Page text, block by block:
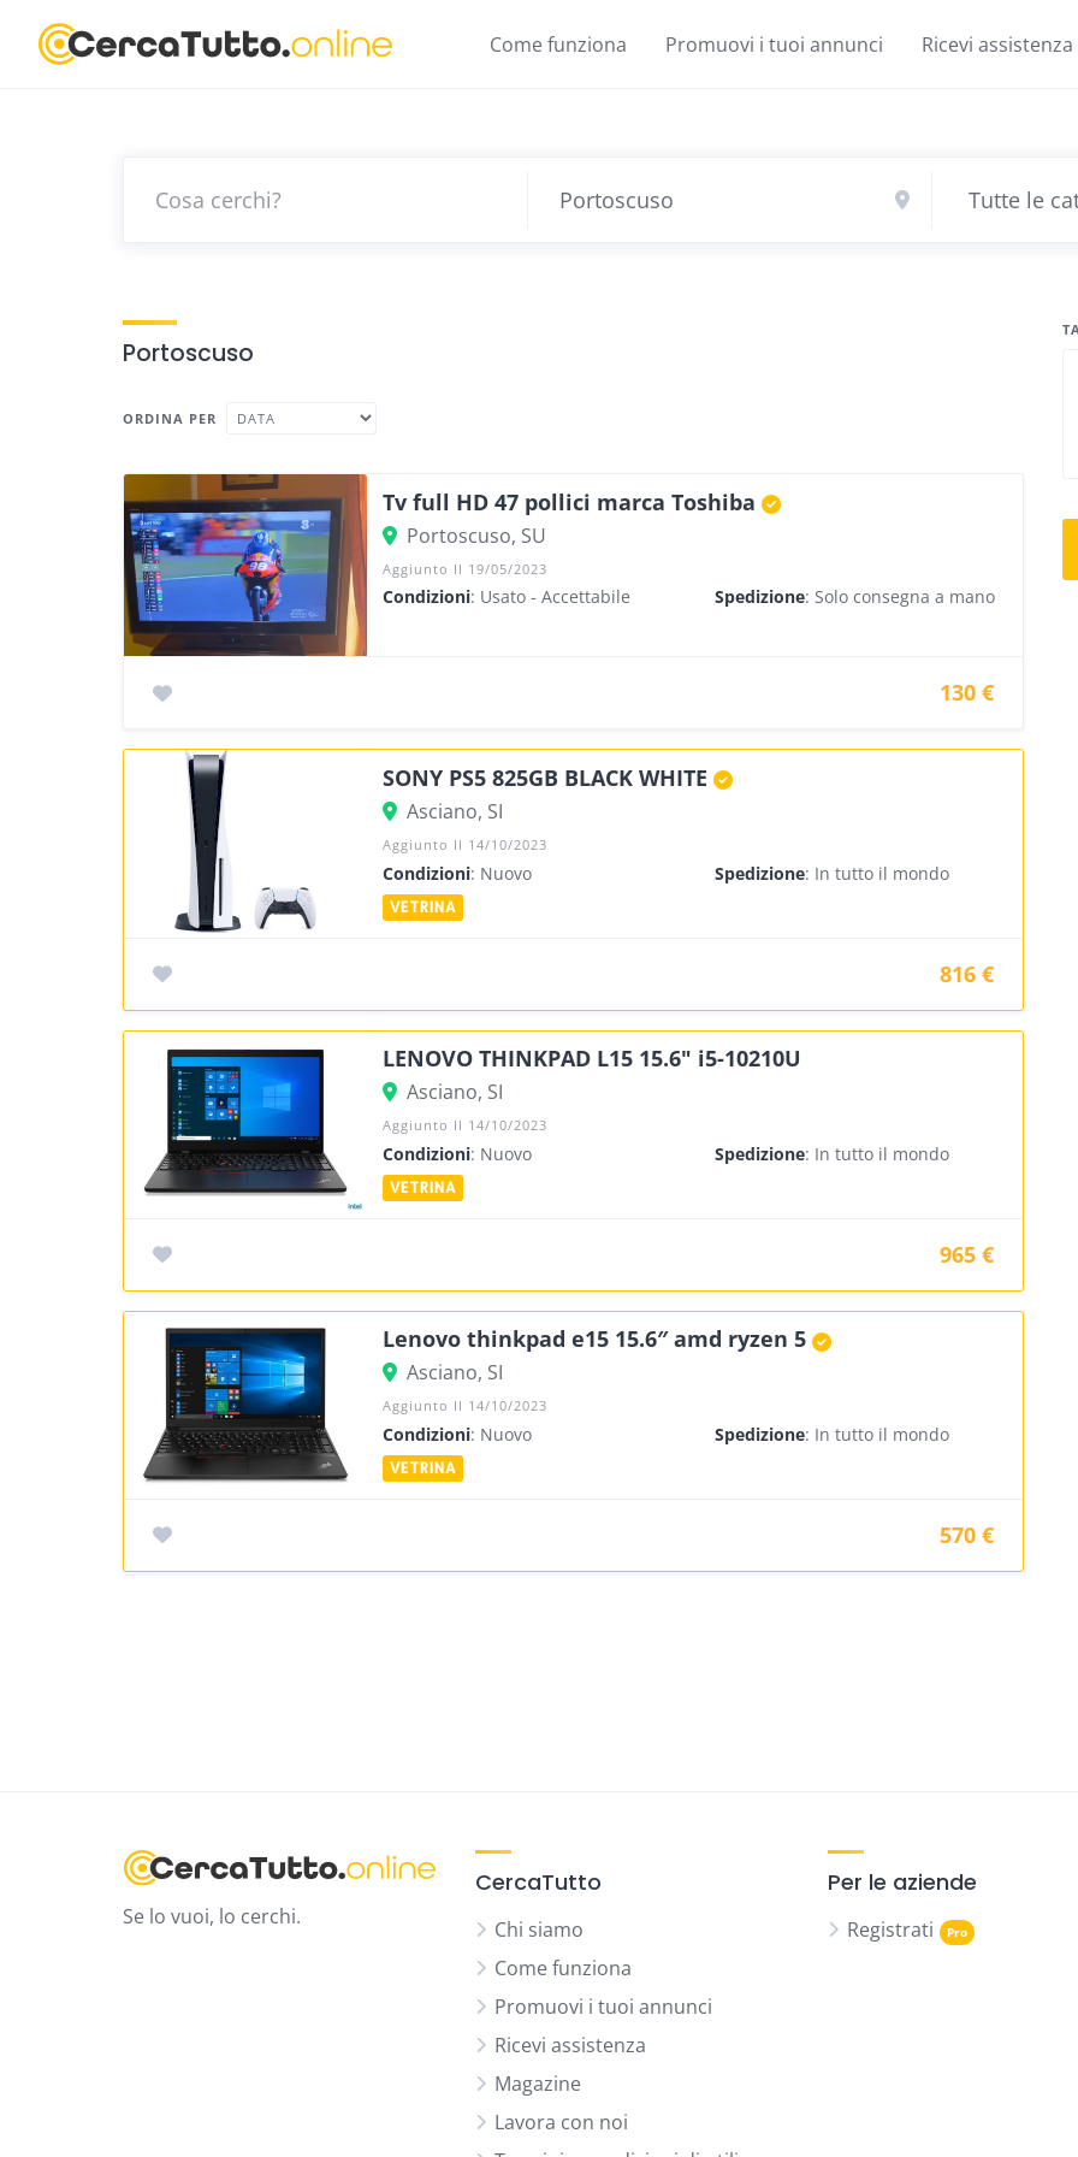
content
Come funziona Promuovi i tuoi annunci Ricevi assistenza
Portoscuso
ORDINA PER
Tv full HD 47 pollici marca Toshiba
Portoscuso, SU
Aggiunto Il 19/05/2023
Condizioni: Usato - Accettabile Spedizione: Solo consegna a mano
130 €
SONY PS5 825GB BLACK WHITE
Asciano, SI
Aggiunto Il 14/10/2023
Condizioni: Nuovo Spedizione: In tutto il mondo
816 €
LENOVO THINKPAD L15 15.6" i5-10210U
Asciano, SI
Aggiunto Il 14/10/2023
Condizioni: Nuovo Spedizione: In tutto il mondo
965 €
Lenovo thinkpad e15 15.6″ amd ryzen 5
Asciano, SI
Aggiunto Il 14/10/2023
Condizioni: Nuovo Spedizione: In tutto il mondo
570 €
Se lo vuoi, lo cerchi.
CercaTutto
Chi siamo
Come funziona
Promuovi i tuoi annunci
Ricevi assistenza
Magazine
Lavora con noi
Per le aziende
Registrati